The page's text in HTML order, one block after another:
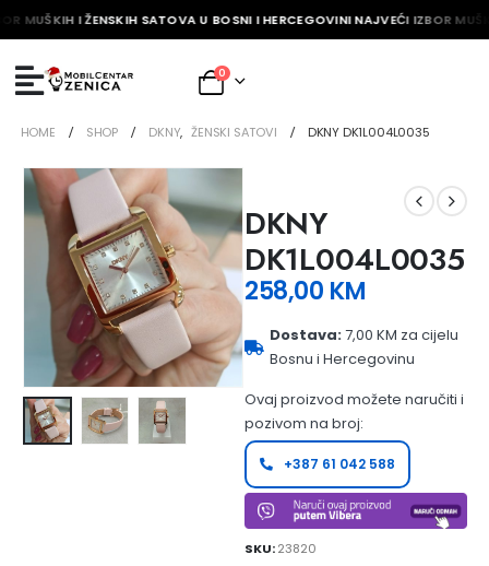
MUŠKIH I ŽENSKIH SATOVA U BOSNI I HERCEGOVINI NAJVEĆI IZBOR
0
HOME SHOP DKNY, ŽENSKI SATOVI DKNY DK1L004L0035
DKNY
DK1L004L0035
258,00 KM
Dostava:7,00 KM za cijelu
Bosnu i Hercegovinu
Ovaj proizvod možete naručiti i
pozivom na broj:
+387 61 042 588
SKU:23820